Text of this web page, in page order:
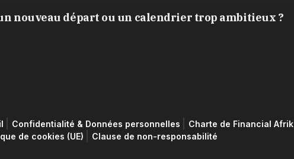
un nouveau départ ou un calendrier trop ambitieux ?
Confidentialité & Données personnelles Charte de Financial Afrik
de cookies (UE)
Clause de non-responsabilité